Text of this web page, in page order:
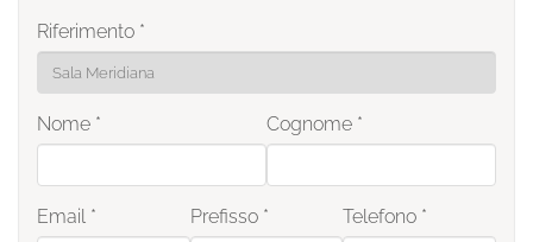
Riferimento *
Nome * Cognome *
Email * Prefisso * Telefono *